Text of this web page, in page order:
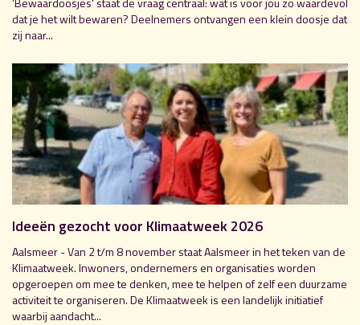
dat je het wilt bewaren? Deelnemers ontvangen een klein doosje dat
zij naar...
Ideeën gezocht voor Klimaatweek 2026
Aalsmeer - Van 2 t/m 8 november staat Aalsmeer in het teken van de
Klimaatweek. Inwoners, ondernemers en organisaties worden
opgeroepen om mee te denken, mee te helpen of zelf een duurzame
activiteit te organiseren. De Klimaatweek is een landelijk initiatief
waarbij aandacht...